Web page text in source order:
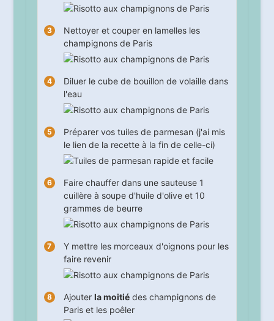
Nettoyer et couper en lamelles les
champignons de Paris
Diluer le cube de bouillon de volaille dans
l'eau
Préparer vos tuiles de parmesan (j'ai mis
le lien de la recette à la fin de celle-ci)
Faire chauffer dans une sauteuse 1
cuillère à soupe d'huile d'olive et 10
grammes de beurre
Y mettre les morceaux d'oignons pour les
faire revenir
Ajouter la moitiédes champignons de
Paris et les poêler